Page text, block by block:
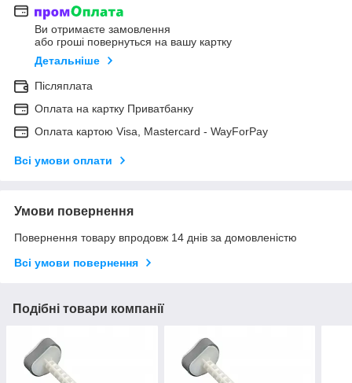
Ви отримаєте замовлення
або гроші повернуться на вашу картку
Детальніше
Післяплата
Оплата на картку Приватбанку
Оплата картою Visa, Mastercard - WayForPay
Всі умови оплати
Умови повернення
Повернення товару впродовж 14 днів за домовленістю
Всі умови повернення
Подібні товари компанії